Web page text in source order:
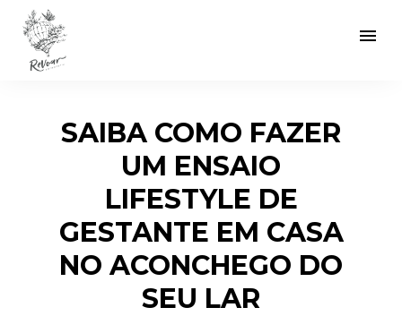
menu
SAIBA COMO FAZER
UM ENSAIO
LIFESTYLE DE
GESTANTE EM CASA
NO ACONCHEGO DO
SEU LAR